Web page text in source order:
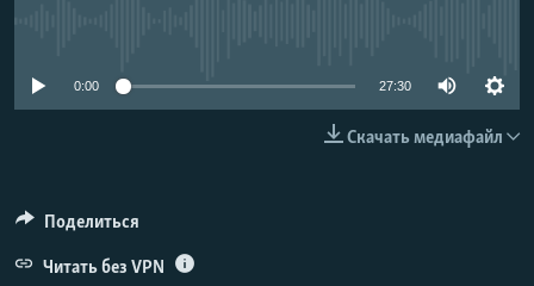
0:00 27:30
Скачать медиафайл
Поделиться
Читать без VPN